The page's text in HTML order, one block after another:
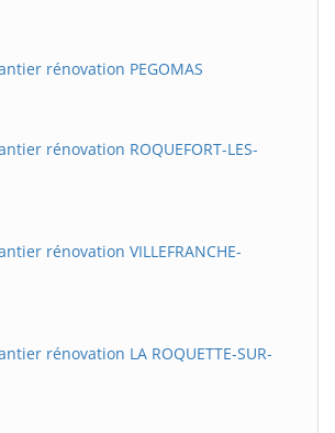
rénovation PEGOMAS
rénovation ROQUEFORT-LES-
rénovation VILLEFRANCHE-
rénovation LA ROQUETTE-SUR-